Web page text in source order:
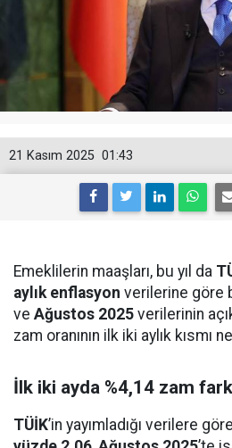
01:43
21 Kasım 2025
Emeklilerin maaşları, bu yıl da
aylık enflasyon verilerine göre
ve Ağustos 2025 verilerinin
zam oranının ilk iki aylık kısmı
İlk iki ayda %4,14 zam
TÜİK’in yayımladığı verilere